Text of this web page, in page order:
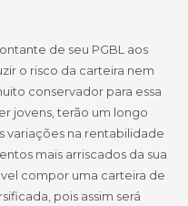
de seu PGBL aos
o risco da carteira nem
conservador para essa
jovens, terão um longo
variações na rentabilidade
mais arriscados da sua
compor uma carteira de
pois assim será